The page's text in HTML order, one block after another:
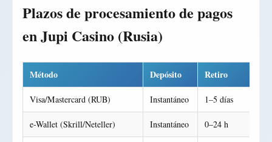
Plazos de procesamiento de pagos
en Jupi Casino (Rusia)
Método Depósito Retiro
Visa/Mastercard (RUB) Instantáneo 1–5 días
e-Wallet (Skrill/Neteller) Instantáneo 0–24 h